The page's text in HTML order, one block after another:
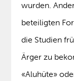
wurden.
beteiligten
die Studien
Ärger zu
«Aluhüte»